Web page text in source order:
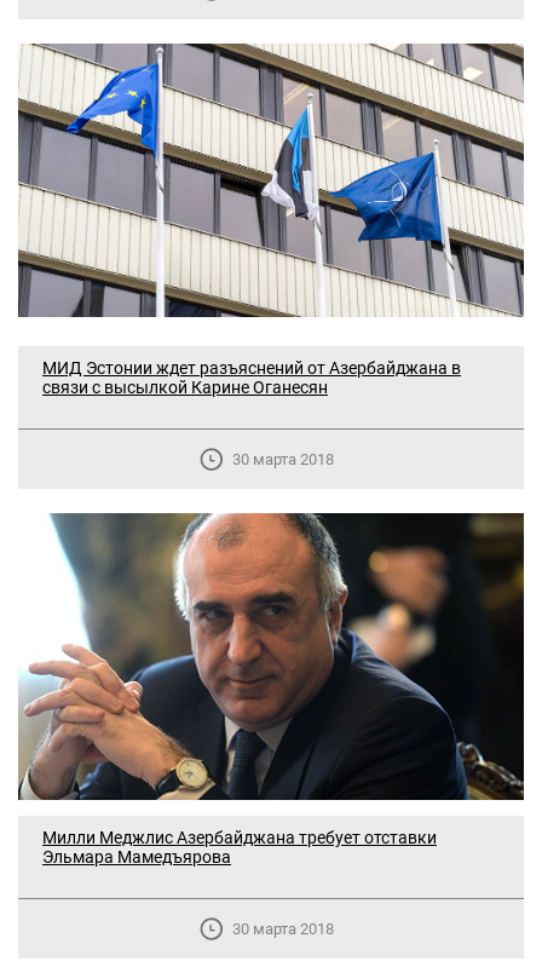
МИД Эстонии ждет разъяснений от Азербайджана в
связи с высылкой Карине Оганесян
30 марта 2018
Милли Меджлис Азербайджана требует отставки
Эльмара Мамедъярова
30 марта 2018